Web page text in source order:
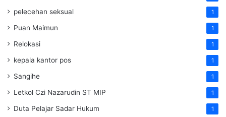
pelecehan seksual 1
Puan Maimun 1
Relokasi 1
kepala kantor pos 1
Sangihe 1
Letkol Czi Nazarudin ST MIP 1
Duta Pelajar Sadar Hukum 1